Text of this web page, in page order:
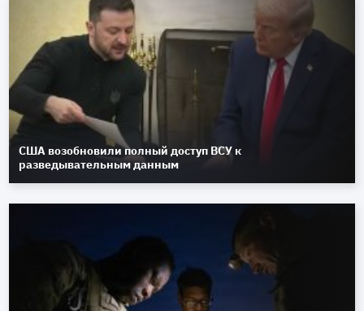
США возобновили полный доступ ВСУ к
разведывательным данным